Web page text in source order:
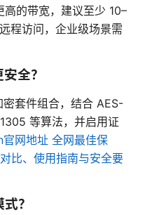
的带宽，建议至少 10–
程访问，企业级场景需
全？
套件组合，结合 AES-
等算法，并启用证
网地址 全网最佳保
比、使用指南与安全要
？